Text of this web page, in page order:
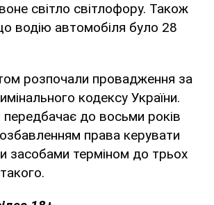
світло світлофору. Також
водію автомобіля було 28
розпочали провадження за
кодексу України.
передбачає до восьми років
права керувати
засобами терміном до трьох